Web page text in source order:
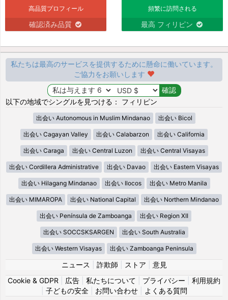
高品質プロフィール
確認済み品質
頻繁に訪問される
最高 フィリピン
私たちは最高のサービスを提供するために懸命に働いています。
ご協力をお願いします
以下の地域でシングルを見つける： フィリピン
出会い Autonomous in Muslim Mindanao 出会い Bicol
出会い Cagayan Valley 出会い Calabarzon 出会い California
出会い Caraga 出会い Central Luzon 出会い Central Visayas
出会い Cordillera Administrative 出会い Davao 出会い Eastern Visayas
出会い Hilagang Mindanao 出会い Ilocos 出会い Metro Manila
出会い MIMAROPA 出会い National Capital 出会い Northern Mindanao
出会い Península de Zamboanga 出会い Region XII
出会い SOCCSKSARGEN 出会い South Australia
出会い Western Visayas 出会い Zamboanga Peninsula
ニュース 詐欺師 ストア
意見
Cookie & GDPR
広告 私たちについて プライバシー
利用規約
子どもの安全| お問い合わせ| よくある質問